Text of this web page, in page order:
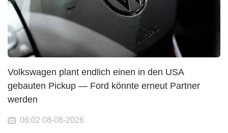
Volkswagen plant endlich einen in den USA
gebauten Pickup — Ford könnte erneut Partner
werden
06:02 08-08-2026